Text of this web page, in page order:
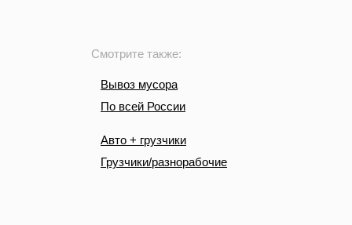
Смотрите также:
Вывоз мусора
По всей России
Авто + грузчики
Грузчики/разнорабочие